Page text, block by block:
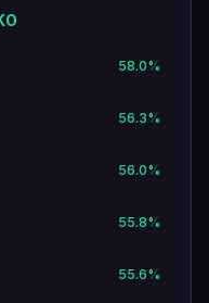
58.0%
56.3%
56.0%
55.8%
55.6%